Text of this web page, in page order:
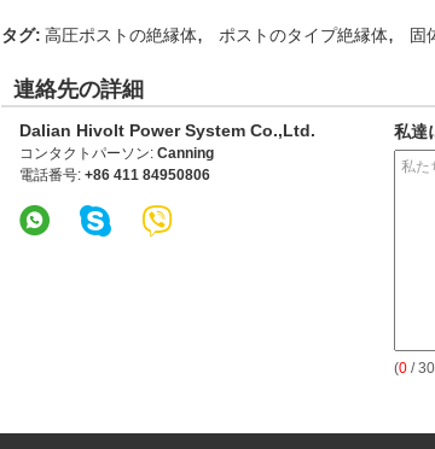
タグ: 高圧ポストの絶縁体, ポストのタイプ絶縁体, 固
連絡先の詳細
Dalian Hivolt Power System Co.,Ltd.
コンタクトパーソン: Canning
電話番号: +86 411 84950806
私達
(0 /